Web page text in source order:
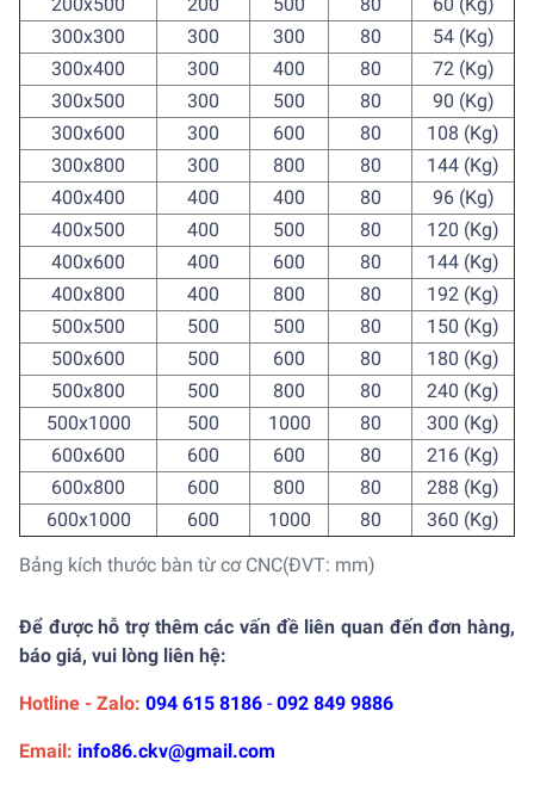
Bảng kích thước bàn từ cơ CNC(ĐVT: mm)
300x300
300 300 80
54 (Kg)
300x400
300 400 80
72 (Kg)
300x500
300 500 80
90 (Kg)
300x600
300 600 80
108 (Kg)
300x800
300 800 80
144 (Kg)
400x400
400 400 80
96 (Kg)
400x500
400 500 80
120 (Kg)
400x600
400 600 80
144 (Kg)
400x800
400 800 80
192 (Kg)
500x500
500 500 80
150 (Kg)
500x600
500 600 80
180 (Kg)
500x800
500 800 80
240 (Kg)
500x1000
500 1000 80
300 (Kg)
600x600
600 600 80
216 (Kg)
600x800
600 800 80
288 (Kg)
600x1000
600 1000 80 360 (Kg)
Để được hỗ trợ thêm các vấn đề liên quan đến đơn hàng,
báo giá, vui lòng liên hệ:
Hotline - Zalo: 094 615 8186 - 092 849 9886
Email: info86.ckv@gmail.com